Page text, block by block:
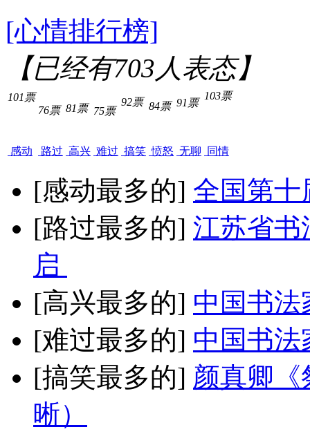
[心情排行榜]
【已经有703人表态】
101票
感动
76票
路过
81票
高兴
75票
难过
92票
搞笑
84票
愤怒
91票
无聊
103票
同情
[感动最多的] 全国第十
[路过最多的] 江苏省书
启
[高兴最多的] 中国书法
[难过最多的] 中国书法
[搞笑最多的] 颜真卿《
晰）